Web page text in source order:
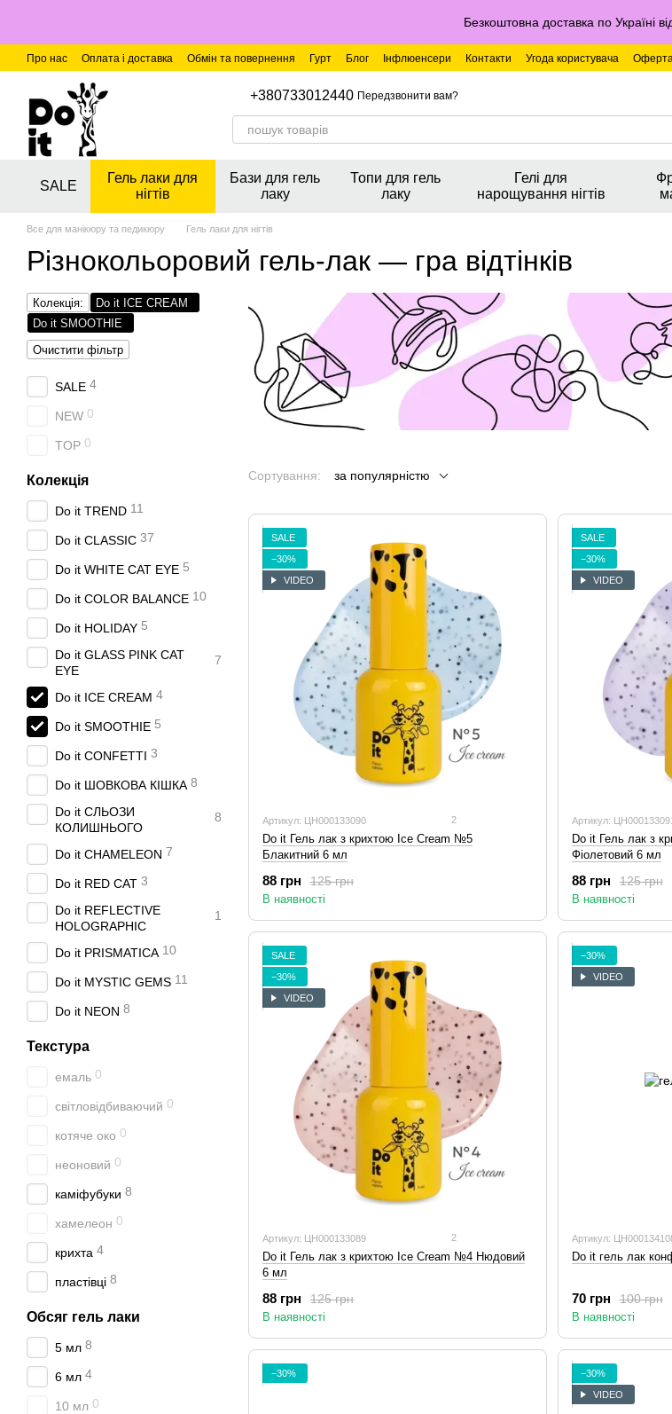
Безкоштовна доставка по Україні
Про нас Оплата і доставка Обмін та повернення Гурт Блог Інфлюенсери Контакти Угода користувача
+380733012440 Передзвонити вам?
SALE
Гель лаки для
нігтів
Бази для гель
лаку
Топи для гель
лаку
Гелі для
нарощування нігтів
Все для манікюру та педикюру Гель лаки для нігтів
Різнокольоровий гель-лак — гра відтінків
Сортування: за популярністю
SALE
−30%
VIDEO
Артикул: ЦН000133090 2
Do it Гель лак з крихтою Ice Cream №5
Блакитний 6 мл
125 грн
88 грн
В наявності
SALE
−30%
VIDEO
Артикул:
Do it Гель лак з
Фіолетовий 6 мл
125 грн
88 грн
В наявності
SALE
−30%
VIDEO
Артикул: ЦН000133089 2
Do it Гель лак з крихтою Ice Cream №4 Нюдовий
6 мл
125 грн
88 грн
В наявності
−30%
VIDEO
Артикул:
Do it гель лак
100 грн
70 грн
В наявності
−30%
−30%
VIDEO
Колекція:
Do it ICE CREAM
Do it SMOOTHIE
Очистити фільтр
SALE 4
NEW 0
TOP 0
Колекція
Do it TREND 11
Do it CLASSIC 37
Do it WHITE СAT EYE 5
Do it COLOR BALANCE 10
Do it HOLIDAY 5
Do it GLASS PINK CAT
EYE
7
Do it ICE CREAM 4
Do it SMOOTHIE 5
Do it CONFETTI 3
Do it ШОВКОВА КІШКА 8
Do it СЛЬОЗИ
КОЛИШНЬОГО
8
Do it CHAMELEON 7
Do it RED CAT 3
Do it REFLECTIVE
HOLOGRAPHIC
1
Do it PRISMATICA 10
Do it MYSTIC GEMS 11
Do it NEON 8
Текстура
емаль 0
світловідбиваючий 0
котяче око 0
неоновий 0
каміфубуки 8
хамелеон 0
крихта 4
пластівці 8
Обсяг гель лаки
5 мл 8
6 мл 4
10 мл 0